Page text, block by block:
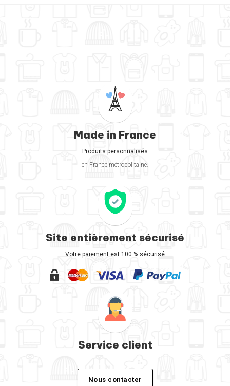
Made in France
Produits personnalisés
en France métropolitaine.
Site entièrement sécurisé
Votre paiement est 100 % sécurisé
Service client
Nous contacter